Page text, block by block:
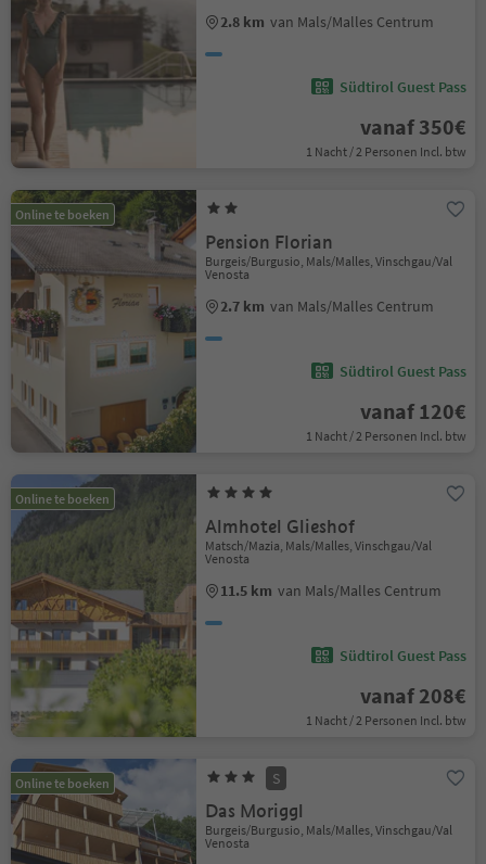
2.8 km van Mals/Malles Centrum
Südtirol Guest Pass
vanaf 350€
1 Nacht / 2 Personen Incl. btw
Online te boeken
Pension Florian
Burgeis/Burgusio, Mals/Malles, Vinschgau/Val
Venosta
2.7 km van Mals/Malles Centrum
Südtirol Guest Pass
vanaf 120€
1 Nacht / 2 Personen Incl. btw
Online te boeken
Almhotel Glieshof
Matsch/Mazia, Mals/Malles, Vinschgau/Val
Venosta
11.5 km van Mals/Malles Centrum
Südtirol Guest Pass
vanaf 208€
1 Nacht / 2 Personen Incl. btw
Online te boeken S
Das Moriggl
Burgeis/Burgusio, Mals/Malles, Vinschgau/Val
Venosta